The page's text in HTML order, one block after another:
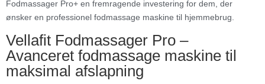
Fodmassager Pro+ en fremragende investering for dem, der
ønsker en professionel fodmassage maskine til hjemmebrug.
Vellafit Fodmassager Pro –
Avanceret fodmassage maskine til
maksimal afslapning